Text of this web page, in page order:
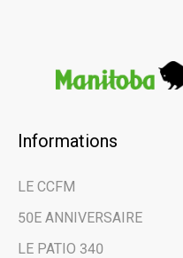
Informations
LE CCFM
50E ANNIVERSAIRE
LE PATIO 340